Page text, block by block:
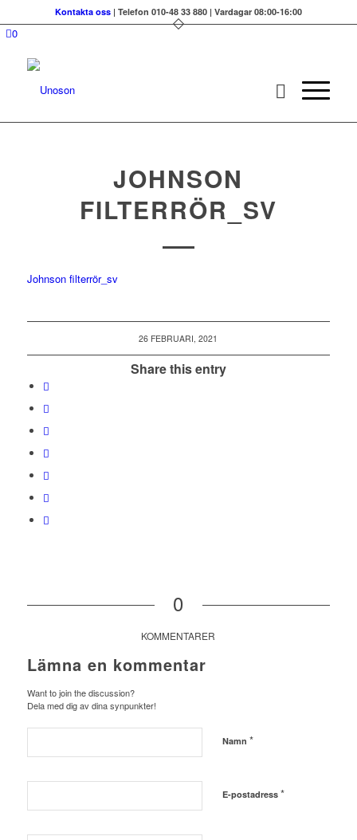
Kontakta oss| Telefon 010-48 33 880 | Vardagar 08:00-16:00
0
JOHNSON
FILTERRÖR_SV
Johnson filterrör_sv
26 FEBRUARI, 2021
Share this entry
0
KOMMENTARER
Lämna en kommentar
Want to join the discussion?
Dela med dig av dina synpunkter!
Namn *
E-postadress *